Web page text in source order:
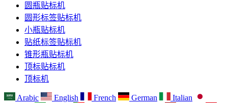
圆瓶贴标机
圆形标签贴标机
小瓶贴标机
贴纸标签贴标机
锥形瓶贴标机
顶标贴标机
顶标机
Arabic English French German
Italian